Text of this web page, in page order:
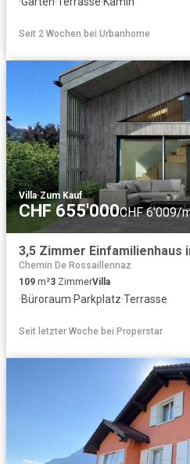
Seit 2 Wochen bei Urbanhome
Villa·Zum Kauf
CHF 655'000CHF 6'009/
3,5 Zimmer Einfamilienhaus
Chemin De Rossaillennaz
109 m²3 ZimmerVilla
·Büroraum·Parkplatz·Terrasse
Seit letzter Woche bei Properstar